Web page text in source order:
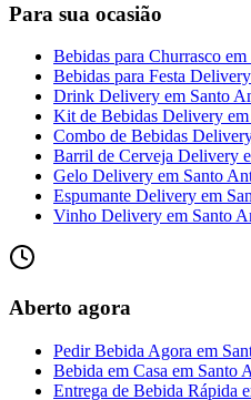
Para sua ocasião
Bebidas para Churrasco em
Bebidas para Festa Delivery
Drink Delivery em Santo
Kit de Bebidas Delivery em
Combo de Bebidas
Barril de Cerveja Delivery
Gelo Delivery em Santo
Espumante Delivery em
Vinho Delivery em Santo
Aberto agora
Pedir Bebida Agora em
Bebida em Casa em Santo
Entrega de Bebida Rápida